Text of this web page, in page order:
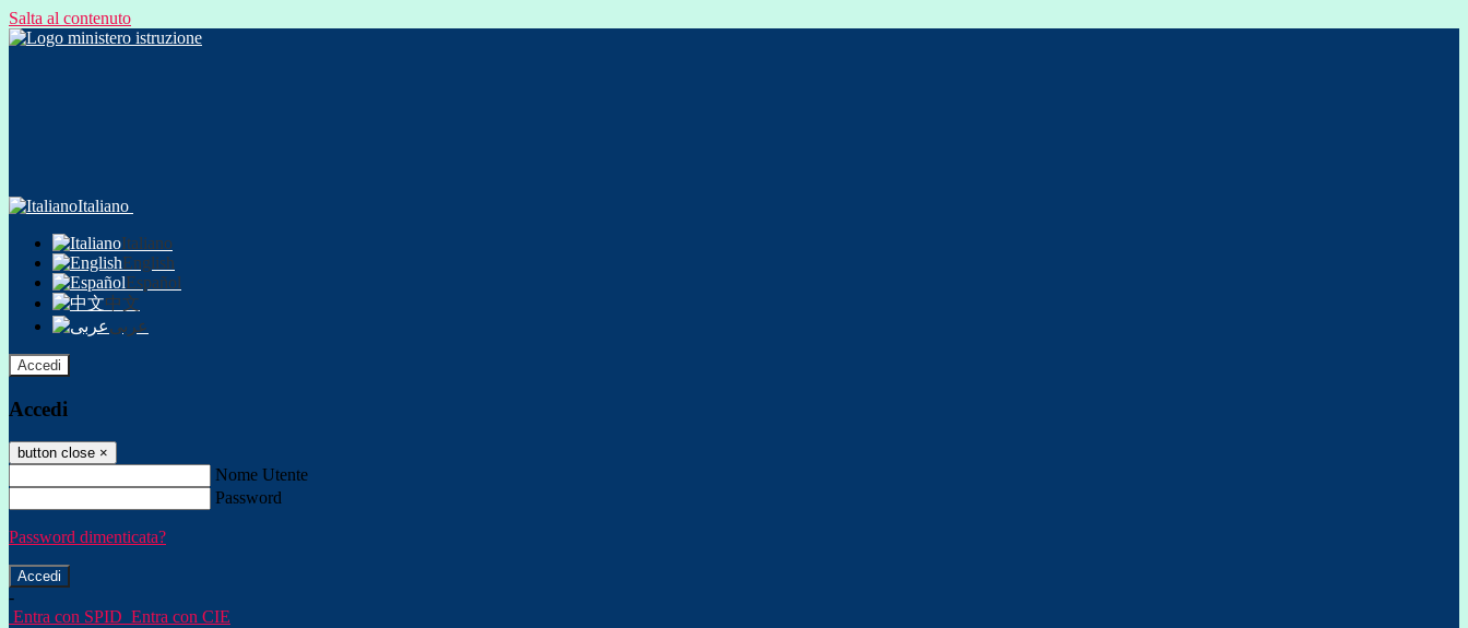
Salta al contenuto
Italiano
Italiano
English
Español
中文
عربى
Accedi
Accedi
button close ×
Nome Utente
Password
Password dimenticata?
-
Entra con SPID Entra con CIE